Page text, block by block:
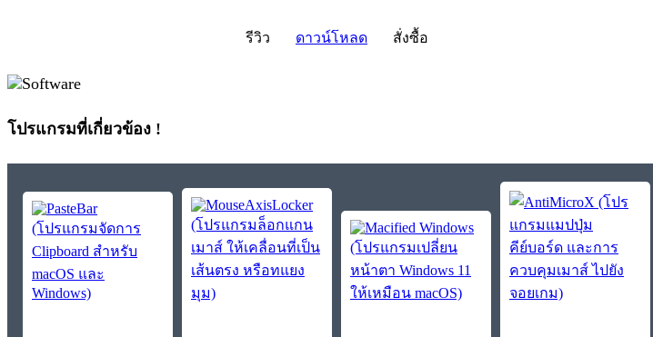
รีวิว ดาวน์โหลด สั่งซื้อ
โปรแกรมที่เกี่ยวข้อง !